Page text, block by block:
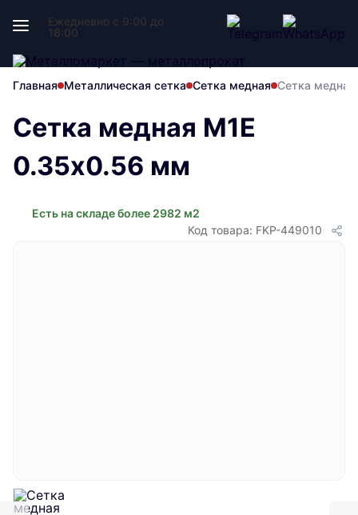
Ежедневно с 9:00 до
18:00
Главная Металлическая сетка Сетка медная Сетка
Сетка медная М1Е
0.35х0.56 мм
Есть на складе более 2982 м2
Код товара: FKP-449010